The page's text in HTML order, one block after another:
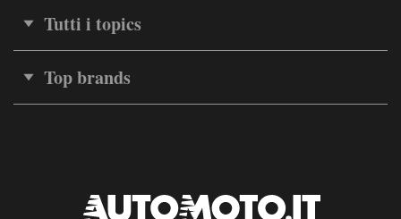
Tutti i topics
Top brands